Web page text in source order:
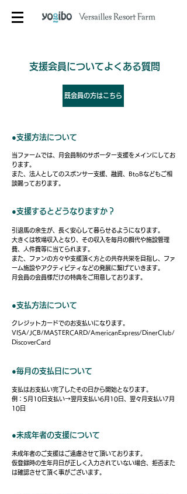
●支援方法について
当ファームでは、月会員制のサポーター支援をメインにしてお
ります。
また、法人としてのスポンサー支援、融資、BtoBなどもご相
談賜っております。
●支援するとどうなりますか？
引退馬の余生が、長く安心して暮らせるようになります。
大きくは牧場収入となり、その収入を毎月の餌代や施設管理
費、人件費等に当てられます。
また、ファンの方々や支援頂く方との共存共栄を目指し、ファ
ーム施設やアクティビティなどの発展に繋げていきます。
月会員の会員様だけの特典をご用意しております。
●支払方法について
クレジットカードでのお支払いになります。
VISA/JCB/MASTERCARD/AmericanExpress/DinerClub/
DiscoverCard
●毎月の支払日について
支払はお支払い完了したその日から開始となります。
例：5月10日支払い→翌月支払い6月10日、翌々月支払い7月
10日
●未成年者の支援について
未成年者のご支援はご遠慮させて頂いております。
​仮登録時の生年月日が正しく入力されていない場合、拒否また
は確認させて頂く事がございます。
支援会員についてよくある質問
既会員の方はこちら